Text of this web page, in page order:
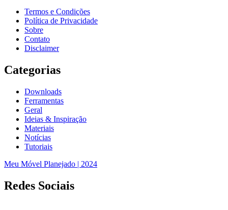
Termos e Condições
Política de Privacidade
Sobre
Contato
Disclaimer
Categorias
Downloads
Ferramentas
Geral
Ideias & Inspiração
Materiais
Notícias
Tutoriais
Meu Móvel Planejado | 2024
Redes Sociais